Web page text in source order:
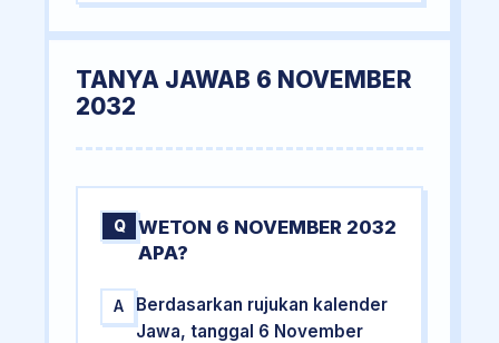
TANYA JAWAB 6 NOVEMBER
2032
Q
WETON 6 NOVEMBER 2032
APA?
A
Berdasarkan rujukan kalender
Jawa, tanggal 6 November